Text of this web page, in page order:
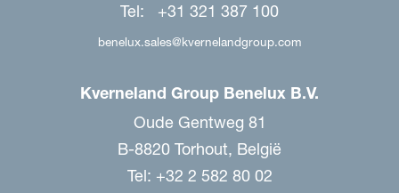
Tel: +31 321 387 100
benelux.sales@kvernelandgroup.com
Kverneland Group Benelux B.V.
Oude Gentweg 81
B-8820 Torhout, België
Tel: +32 2 582 80 02